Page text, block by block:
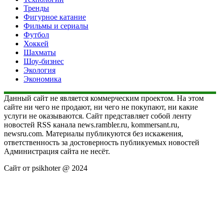
Тренды
Фигурное катание
Фильмы и сериалы
Футбол
Хоккей
Шахматы
Шоу-бизнес
Экология
Экономика
Данный сайт не является коммерческим проектом. На этом
сайте ни чего не продают, ни чего не покупают, ни какие
услуги не оказываются. Сайт представляет собой ленту
новостей RSS канала news.rambler.ru, kommersant.ru,
newsru.com. Материалы публикуются без искажения,
ответственность за достоверность публикуемых новостей
Администрация сайта не несёт.
Сайт от psikhoter @ 2024